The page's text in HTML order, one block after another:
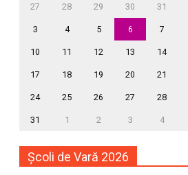
27 28 29 30 31
3 4 5 6 7
10 11 12 13 14
17 18 19 20 21
24 25 26 27 28
31 1 2 3 4
Școli de Vară 2026